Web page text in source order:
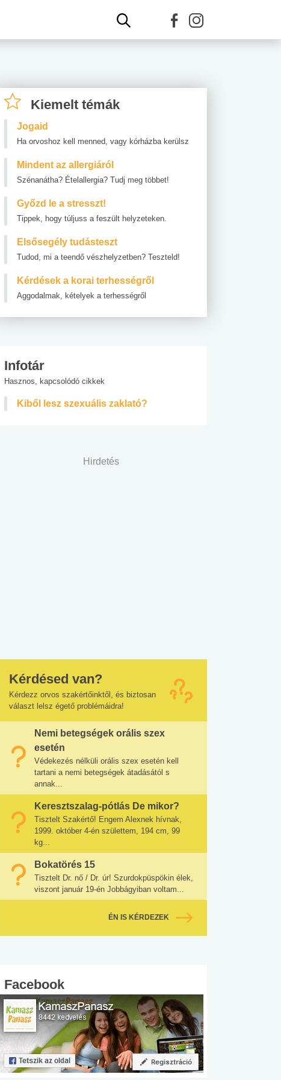
Kiemelt témák
Jogaid
Ha orvoshoz kell menned, vagy kórházba kerülsz
Mindent az allergiáról
Szénanátha? Ételallergia? Tudj meg többet!
Győzd le a stresszt!
Tippek, hogy túljuss a feszült helyzeteken.
Elsősegély tudásteszt
Tudod, mi a teendő vészhelyzetben? Teszteld!
Kérdések a korai terhességről
Aggodalmak, kételyek a terhességről
Infotár
Hasznos, kapcsolódó cikkek
Kiből lesz szexuális zaklató?
Hirdetés
Kérdésed van?
Kérdezz orvos szakértőinktől, és biztosan
választ lelsz égető problémáidra!
Nemi betegségek orális szex
esetén
Védekezés nélküli orális szex esetén kell
tartani a nemi betegségek átadásától s
annak...
Keresztszalag-pótlás De mikor?
Tisztelt Szakértő! Engem Alexnek hívnak,
1999. október 4-én születtem, 194 cm, 99
kg...
Bokatörés 15
Tisztelt Dr. nő / Dr. úr! Szurdokpüspökin élek,
viszont január 19-én Jobbágyiban voltam...
ÉN IS KÉRDEZEK
Facebook